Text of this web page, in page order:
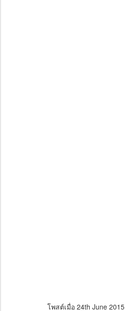
โพสต์เมื่อ 24th June 2015